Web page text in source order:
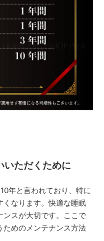
いただくために
年と言われており、特に
くなります。快適な睡眠
ンスが大切です。ここで
ためのメンテナンス方法